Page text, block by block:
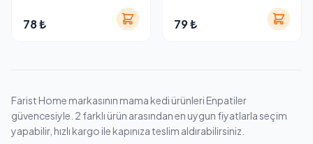
78 ₺ 79 ₺
Farist Home markasının mama kedi ürünleri Enpatiler
güvencesiyle. 2 farklı ürün arasından en uygun fiyatlarla seçim
yapabilir, hızlı kargo ile kapınıza teslim aldırabilirsiniz.